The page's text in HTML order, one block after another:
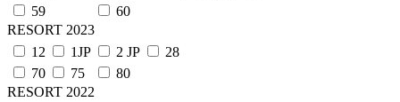
59
60
RESORT 2023
12
1JP 2 JP
28
70
75
80
RESORT 2022